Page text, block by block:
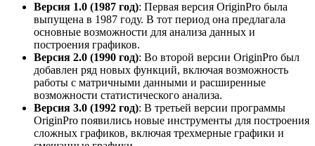
Версия 1.0 (1987 год): Первая версия OriginPro была
выпущена в 1987 году. В тот период она предлагала
основные возможности для анализа данных и
построения графиков.
Версия 2.0 (1990 год): Во второй версии OriginPro был
добавлен ряд новых функций, включая возможность
работы с матричными данными и расширенные
возможности статистического анализа.
Версия 3.0 (1992 год): В третьей версии программы
OriginPro появились новые инструменты для построения
сложных графиков, включая трехмерные графики и